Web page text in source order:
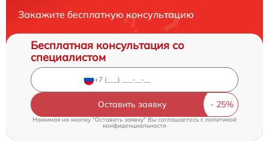
Закажите бесплатную консультацию
Бесплатная консультация со
специалистом
Оставить заявку
Нажимая на кнопку "Оставить заявку" Вы соглашаетесь cполитикой
конфиденциальности